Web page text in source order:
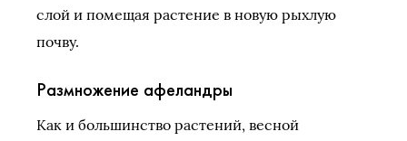
слой и помещая растение в новую рыхлую
почву.
Размножение афеландры
Как и большинство растений, весной